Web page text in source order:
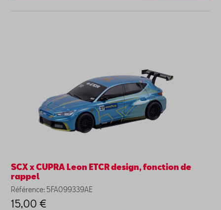
SCX x CUPRA Leon ETCR design, fonction de
rappel
Référence: 5FA099339AE
15,00 €